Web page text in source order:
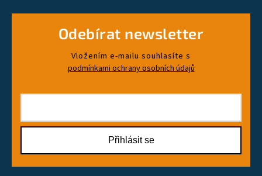
Odebírat newsletter
Vložením e-mailu souhlasíte s
podmínkami ochrany osobních údajů
Přihlásit se